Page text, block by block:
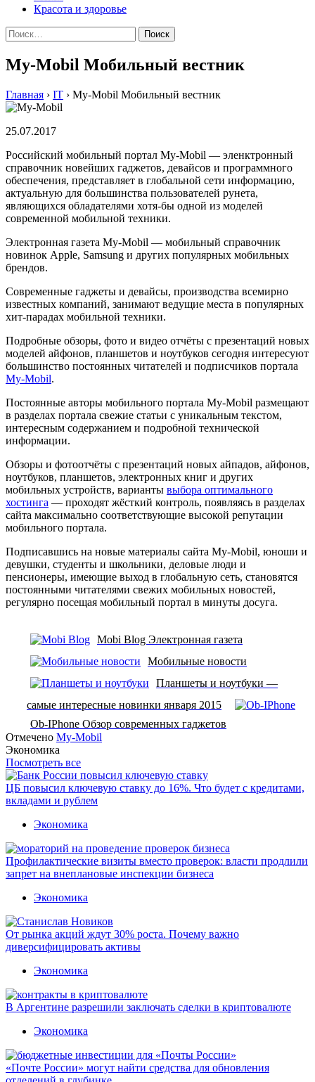
Красота и здоровье
Найти:
My-Mobil Мобильный вестник
Главная › IT › My-Mobil Мобильный вестник
25.07.2017
Российский мобильный портал My-Mobil — эленктронный
справочник новейших гаджетов, девайсов и программного
обеспечения, представляет в глобальной сети информацию,
актуальную для большинства пользователей рунета,
являющихся обладателями хотя-бы одной из моделей
современной мобильной техники.
Электронная газета My-Mobil — мобильный справочник
новинок Apple, Samsung и других популярных мобильных
брендов.
Современные гаджеты и девайсы, производства всемирно
известных компаний, занимают ведущие места в популярных
хит-парадах мобильной техники.
Подробные обзоры, фото и видео отчёты с презентаций новых
моделей айфонов, планшетов и ноутбуков сегодня интересуют
большинство постоянных читателей и подписчиков портала
My-Mobil.
Постоянные авторы мобильного портала My-Mobil размещают
в разделах портала свежие статьи с уникальным текстом,
интересным содержанием и подробной технической
информации.
Обзоры и фотоотчёты с презентаций новых айпадов, айфонов,
ноутбуков, планшетов, электронных книг и других
мобильных устройств, варианты выбора оптимального
хостинга — проходят жёсткий контроль, появляясь в разделах
сайта максимально соответствующие высокой репутации
мобильного портала.
Подписавшись на новые материалы сайта My-Mobil, юноши и
девушки, студенты и школьники, деловые люди и
пенсионеры, имеющие выход в глобальную сеть, становятся
постоянными читателями свежих мобильных новостей,
регулярно посещая мобильный портал в минуты досуга.
Mobi Blog Электронная газета
Мобильные новости
Планшеты и ноутбуки —
самые интересные новинки января 2015
Ob-IPhone Обзор современных гаджетов
Отмечено My-Mobil
Экономика
Посмотреть все
ЦБ повысил ключевую ставку до 16%. Что будет с кредитами,
вкладами и рублем
Экономика
Профилактические визиты вместо проверок: власти продлили
запрет на внеплановые инспекции бизнеса
Экономика
От рынка акций ждут 30% роста. Почему важно
диверсифицировать активы
Экономика
В Аргентине разрешили заключать сделки в криптовалюте
Экономика
«Почте России» могут найти средства для обновления